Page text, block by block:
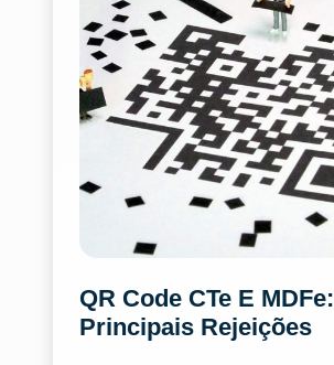
QR Code CTe E MDFe:
Principais Rejeições